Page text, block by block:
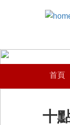
首頁
十